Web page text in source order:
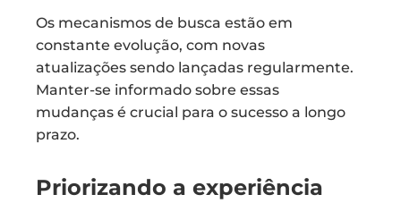
Os mecanismos de busca estão em
constante evolução, com novas
atualizações sendo lançadas regularmente.
Manter-se informado sobre essas
mudanças é crucial para o sucesso a longo
prazo.
Priorizando a experiência